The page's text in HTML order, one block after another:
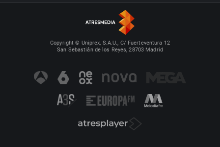
Copyright © Uniprex, S.A.U., C/ Fuerteventura 12
San Sebastián de los Reyes, 28703 Madrid